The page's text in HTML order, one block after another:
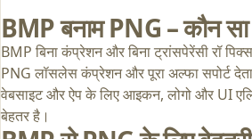
BMP बनाम PNG – कौन
BMP बिना कंप्रेशन और बिना ट्रांसपेरेंसी रॉ
PNG लॉसलेस कंप्रेशन और पूरा अल्फा सपोर्ट
वेबसाइट और ऐप के लिए आइकन, लोगो और UI
बेहतर है।